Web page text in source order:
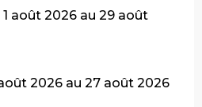
août 2026 au 29 août
2026 au 27 août 2026